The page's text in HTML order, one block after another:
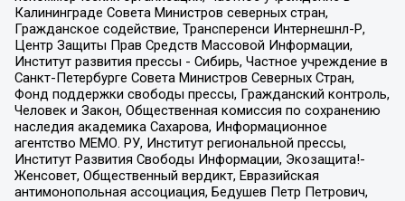
Калининграде Совета Министров северных стран,
Гражданское содействие, Трансперенси Интернешнл-Р,
Центр Защиты Прав Средств Массовой Информации,
Институт развития прессы - Сибирь, Частное учреждение в
Санкт-Петербурге Совета Министров Северных Стран,
Фонд поддержки свободы прессы, Гражданский контроль,
Человек и Закон, Общественная комиссия по сохранению
наследия академика Сахарова, Информационное
агентство МЕМО. РУ, Институт региональной прессы,
Институт Развития Свободы Информации, Экозащита!-
Женсовет, Общественный вердикт, Евразийская
антимонопольная ассоциация, Бедушев Петр Петрович,